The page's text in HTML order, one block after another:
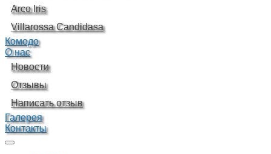
Arco Iris
Villarossa Candidasa
Комодо
О нас
Новости
Отзывы
Написать отзыв
Галерея
Контакты